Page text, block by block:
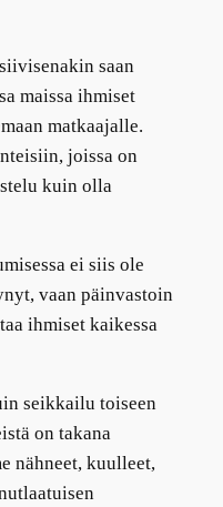
saan
maissa ihmiset
matkaajalle.
joissa on
kuin olla
ei siis ole
vaan päinvastoin
ihmiset kaikessa
seikkailu toiseen
on takana
nähneet, kuulleet,